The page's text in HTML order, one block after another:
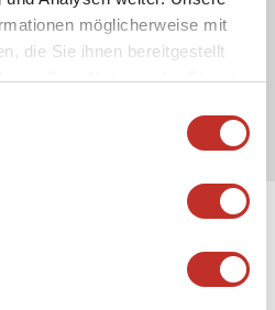
möglicherweise mit
die Sie ihnen bereitgestellt
Ihrer Nutzung der Dienste